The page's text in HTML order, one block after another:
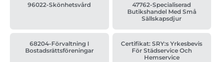
96022-Skönhetsvård
47762-Specialiserad
Butikshandel Med Små
Sällskapsdjur
68204-Förvaltning I
Bostadsrättsföreningar
Certifikat: SRY:s Yrkesbevis
För Städservice Och
Hemservice